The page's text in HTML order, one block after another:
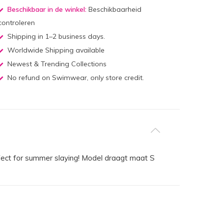
Beschikbaar in de winkel: Beschikbaarheid
Shipping in 1–2 business days.
Worldwide Shipping available
Newest & Trending Collections
No refund on Swimwear, only store credit.
for summer slaying! Model draagt maat S